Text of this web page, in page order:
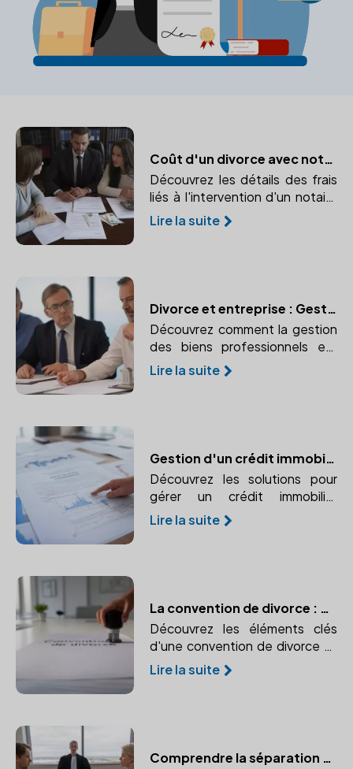
Coût d'un divorce avec notaire : Décryptage
Découvrez les détails des frais
liés à l'intervention d'un notaire
en cas de divorce. Comprendre
les honoraires, frais
Lire la suite
Divorce et entreprise : Gestion des biens professionnels
Découvrez comment la gestion
des biens professionnels est
effectuée lors d'un divorce.
Comprendre la propriété d'une
Lire la suite
Gestion d'un crédit immobilier après le divorce : quelles solutions ?
Découvrez les solutions pour
gérer un crédit immobilier
partagé après un divorce.
Rachat de soulte, vente du
Lire la suite
La convention de divorce : Contenu et validation
Découvrez les éléments clés
d'une convention de divorce et
les étapes pour sa validation par
Lire la suite
Comprendre la séparation de corps et le rôle du notaire